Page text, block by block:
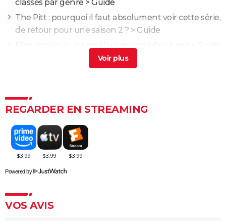
classés par genre > Guide
The Pitt : pourquoi il faut absolument voir cette série,
de retour pour une saison 2 ? > Guide
> Guide
The Bear : "il est temps que ça se termine", cet
Guide
Intouchables : "Sans lui je serais mort de
décomposition", la touchante histoire vraie qui a
inspiré le film culte
La vie pour de vrai : les retrouvailles de Kad Merad et
Dany Boon au cinéma
acteur français s'est même fait piéger
Adieu Les Cons : synopsis, critique, César, âge, bande-
REGARDER EN STREAMING
Powered by
VOS AVIS